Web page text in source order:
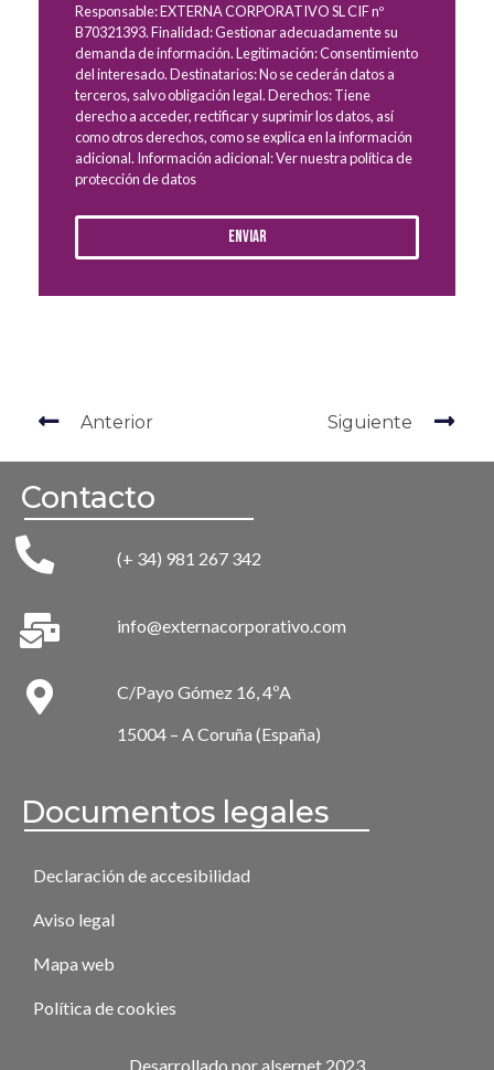
Responsable: EXTERNA CORPORATIVO SL CIF nº
B70321393. Finalidad: Gestionar adecuadamente su
demanda de información. Legitimación: Consentimiento
del interesado. Destinatarios: No se cederán datos a
terceros, salvo obligación legal. Derechos: Tiene
derecho a acceder, rectificar y suprimir los datos, así
como otros derechos, como se explica en la información
adicional. Información adicional: Ver nuestra política de
protección de datos
Enviar
Anterior Siguiente
Contacto
(+ 34) 981 267 342
info@externacorporativo.com
C/Payo Gómez 16, 4ºA
15004 – A Coruña (España)
Documentos legales
Declaración de accesibilidad
Aviso legal
Mapa web
Política de cookies
Desarrollado por alsernet 2023